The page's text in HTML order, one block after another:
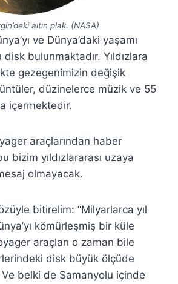
altın plak. (NASA)
ve Dünya’daki yaşamı
bulunmaktadır. Yıldızlara
gezegenimizin değişik
düzinelerce müzik ve 55
içermektedir.
araçlarından haber
bizim yıldızlararası uzaya
olmayacak.
bitirelim: “Milyarlarca yıl
kömürleşmiş bir küle
araçları o zaman bile
disk büyük ölçüde
belki de Samanyolu içinde